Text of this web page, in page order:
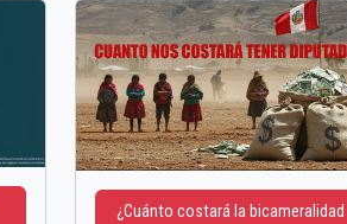
¿Cuánto costará la bicameralidad